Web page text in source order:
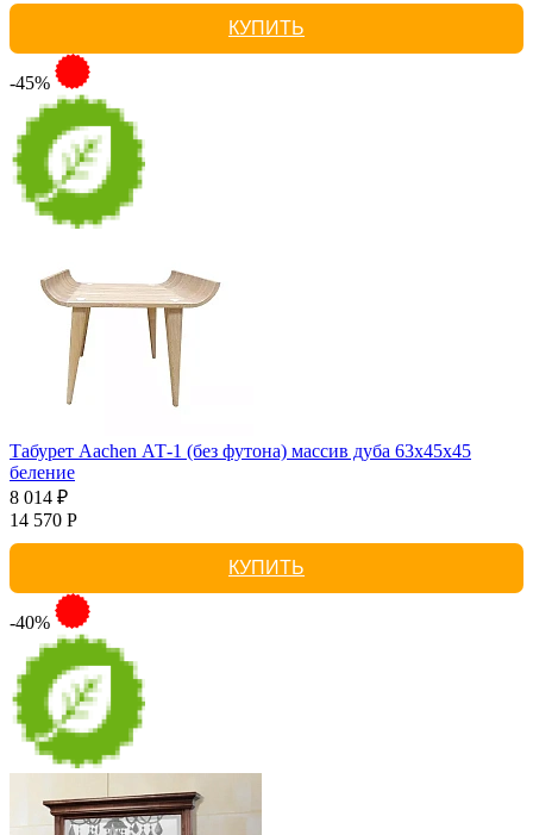
КУПИТЬ
-45%
Табурет Aachen АТ-1 (без футона) массив дуба 63х45х45
беление
8 014 ₽
14 570 Р
КУПИТЬ
-40%